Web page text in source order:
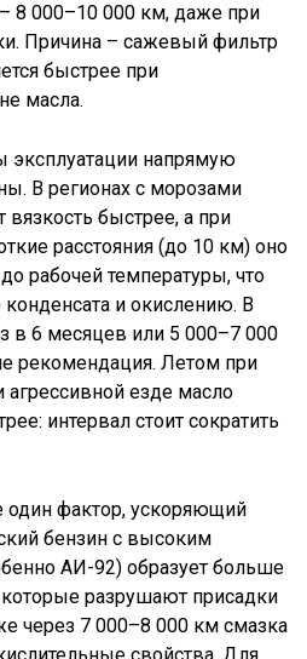
8 000–10 000 км, даже при
Причина – сажевый фильтр
быстрее при
масла.
напрямую
В регионах с морозами
вязкость быстрее, а при
расстояния (до 10 км) оно
рабочей температуры, что
и окислению. В
в 6 месяцев или 5 000–7 000
рекомендация. Летом при
агрессивной езде масло
интервал стоит сократить
один фактор, ускоряющий
бензин с высоким
АИ-92) образует больше
разрушают присадки
через 7 000–8 000 км смазка